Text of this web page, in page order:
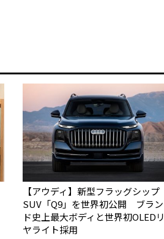
【アウディ】新型フラッグシップ
SUV「Q9」を世界初公開 ブラン
ド史上最大ボディと世界初OLEDリ
ヤライト採用